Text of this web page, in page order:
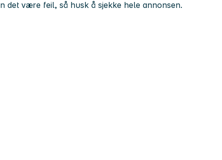
det være feil, så husk å sjekke hele annonsen.